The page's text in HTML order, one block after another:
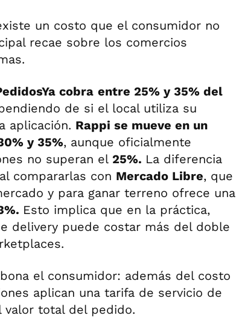
un costo que el consumidor no
recae sobre los comercios
cobra entre 25% y 35% del
de si el local utiliza su
aplicación. Rappi se mueve en un
y 35%, aunque oficialmente
no superan el 25%. La diferencia
compararlas con Mercado Libre, que
y para ganar terreno ofrece una
Esto implica que en la práctica,
delivery puede costar más del doble
el consumidor: además del costo
aplican una tarifa de servicio de
valor total del pedido.